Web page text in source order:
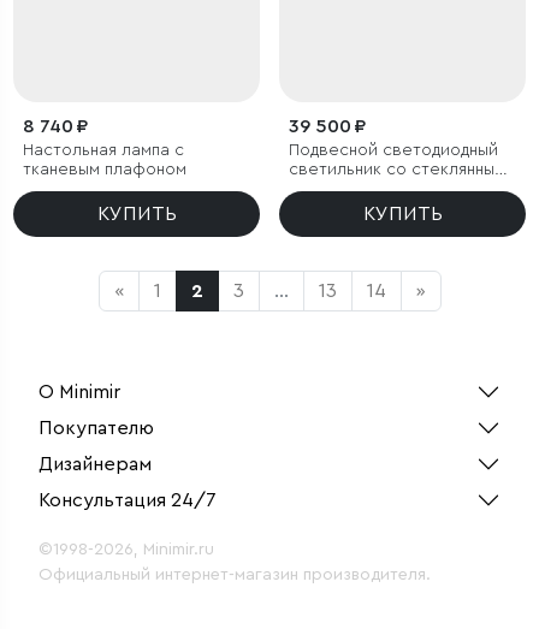
8 740 ₽
Настольная лампа с
тканевым плафоном
КУПИТЬ
39 500 ₽
Подвесной светодиодный
светильник со стеклянными
плафонами
КУПИТЬ
« 1 2 3 ... 13 14 »
О Minimir
Покупателю
Дизайнерам
Консультация 24/7
©1998-2026, Minimir.ru
Официальный интернет-магазин производителя.